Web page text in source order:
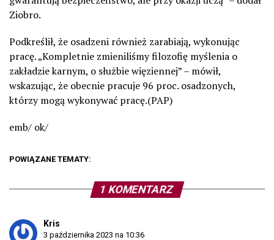
Ziobro.
Podkreślił, że osadzeni również zarabiają, wykonując
pracę. „Kompletnie zmieniliśmy filozofię myślenia o
zakładzie karnym, o służbie więziennej” – mówił,
wskazując, że obecnie pracuje 96 proc. osadzonych,
którzy mogą wykonywać pracę.(PAP)
emb/ ok/
POWIĄZANE TEMATY:
1 KOMENTARZ
Kris
3 października 2023 na 10:36